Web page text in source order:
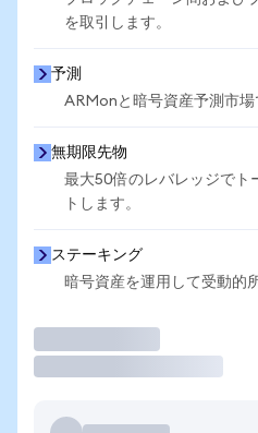
を取引します。
予測
ARMonと暗号資産予測市場
無期限先物
最大50倍のレバレッジでト
トします。
ステーキング
暗号資産を運用して受動的